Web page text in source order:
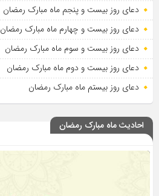
دعای روز بیست و پنجم ماه مبارک رمضان
دعای روز بیست و چهارم ماه مبارک رمضان
دعای روز بیست و سوم ماه مبارک رمضان
دعای روز بیست و دوم ماه مبارک رمضان
دعای روز بیستم ماه مبارک رمضان
احادیث ماه مبارک رمضان